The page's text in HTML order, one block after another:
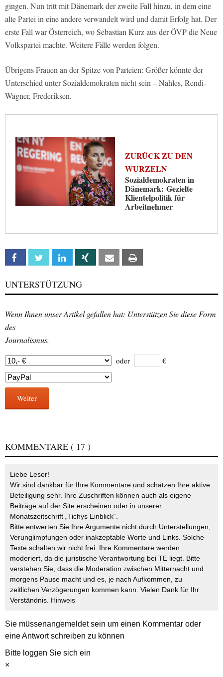
gingen. Nun tritt mit Dänemark der zweite Fall hinzu, in dem eine
alte Partei in eine andere verwandelt wird und damit Erfolg hat. Der
erste Fall war Österreich, wo Sebastian Kurz aus der ÖVP die Neue
Volkspartei machte. Weitere Fälle werden folgen.
Übrigens Frauen an der Spitze von Parteien: Größer könnte der
Unterschied unter Sozialdemokraten nicht sein – Nahles, Rendi-
Wagner, Frederiksen.
ZURÜCK ZU DEN
WURZELN
Sozialdemokraten in
Dänemark: Gezielte
Klientelpolitik für
Arbeitnehmer
Facebook Twitter Linkedin Xing Email
UNTERSTÜTZUNG
Wenn Ihnen unser Artikel gefallen hat: Unterstützen Sie diese Form
des
Journalismus.
oder €
Weiter
KOMMENTARE ( 17 )
Liebe Leser!
Wir sind dankbar für Ihre Kommentare und schätzen Ihre aktive
Beteiligung sehr. Ihre Zuschriften können auch als eigene
Beiträge auf der Site erscheinen oder in unserer
Monatszeitschrift „Tichys Einblick“.
Bitte entwerten Sie Ihre Argumente nicht durch Unterstellungen,
Verunglimpfungen oder inakzeptable Worte und Links. Solche
Texte schalten wir nicht frei. Ihre Kommentare werden
moderiert, da die juristische Verantwortung bei TE liegt. Bitte
verstehen Sie, dass die Moderation zwischen Mitternacht und
morgens Pause macht und es, je nach Aufkommen, zu
zeitlichen Verzögerungen kommen kann. Vielen Dank für Ihr
Verständnis. Hinweis
Sie müssenangemeldetsein um einen Kommentar oder
eine Antwort schreiben zu können
Bitte loggen Sie sich ein
×